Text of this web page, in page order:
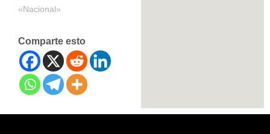
«Nacional»
Comparte esto